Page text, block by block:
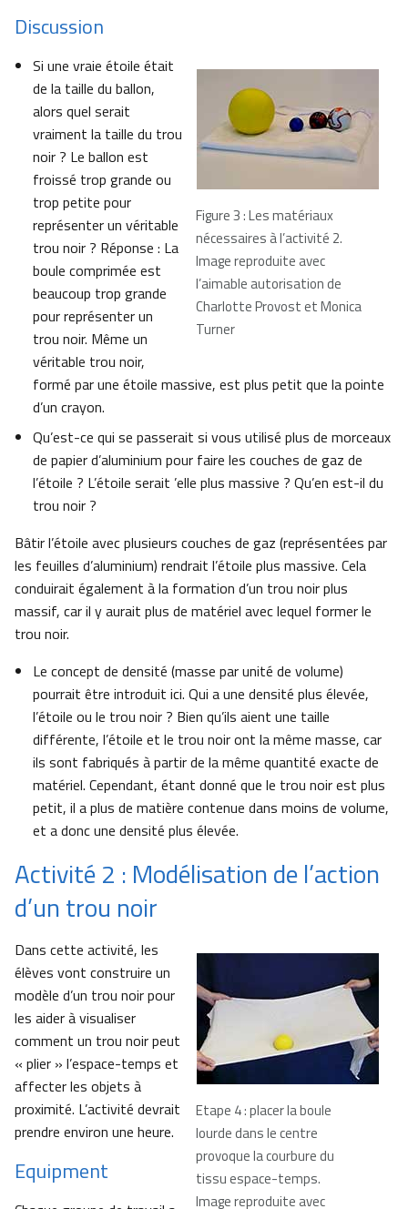
Discussion
Figure 3 : Les matériaux
nécessaires à l’activité 2.
Image reproduite avec
l’aimable autorisation de
Charlotte Provost et Monica
Turner
Si une vraie étoile était
de la taille du ballon,
alors quel serait
vraiment la taille du trou
noir ? Le ballon est
froissé trop grande ou
trop petite pour
représenter un véritable
trou noir ? Réponse : La
boule comprimée est
beaucoup trop grande
pour représenter un
trou noir. Même un
véritable trou noir,
formé par une étoile massive, est plus petit que la pointe
d’un crayon.
Qu’est-ce qui se passerait si vous utilisé plus de morceaux
de papier d’aluminium pour faire les couches de gaz de
l’étoile ? L’étoile serait ’elle plus massive ? Qu’en est-il du
trou noir ?
Bâtir l’étoile avec plusieurs couches de gaz (représentées par
les feuilles d’aluminium) rendrait l’étoile plus massive. Cela
conduirait également à la formation d’un trou noir plus
massif, car il y aurait plus de matériel avec lequel former le
trou noir.
Le concept de densité (masse par unité de volume)
pourrait être introduit ici. Qui a une densité plus élevée,
l’étoile ou le trou noir ? Bien qu’ils aient une taille
différente, l’étoile et le trou noir ont la même masse, car
ils sont fabriqués à partir de la même quantité exacte de
matériel. Cependant, étant donné que le trou noir est plus
petit, il a plus de matière contenue dans moins de volume,
et a donc une densité plus élevée.
Activité 2 : Modélisation de l’action
d’un trou noir
Etape 4 : placer la boule
lourde dans le centre
provoque la courbure du
tissu espace-temps.
Image reproduite avec
Dans cette activité, les
élèves vont construire un
modèle d’un trou noir pour
les aider à visualiser
comment un trou noir peut
« plier » l’espace-temps et
affecter les objets à
proximité. L’activité devrait
prendre environ une heure.
Equipment